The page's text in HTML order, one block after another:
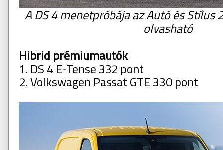
A DS 4 menetpróbája az Autó és Stílus
olvasható
Hibrid prémiumautók
1. DS 4 E-Tense 332 pont
2. Volkswagen Passat GTE 330 pont